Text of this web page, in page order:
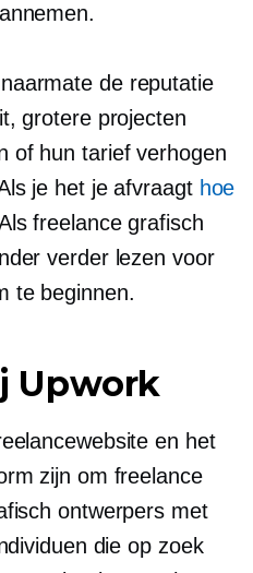
de reputatie
grotere projecten
of hun tarief verhogen
je het je afvraagt hoe
freelance grafisch
verder lezen voor
te beginnen.
Upwork
en het
zijn om freelance
ontwerpers met
die op zoek